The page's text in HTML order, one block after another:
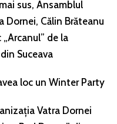
sus, Ansamblul
Dornei, Călin Brăteanu
de la
Suceava
loc un Winter Party
Vatra Dornei